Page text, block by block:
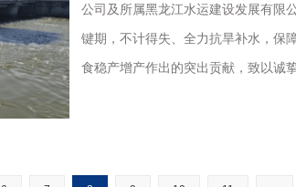
公司及所属黑龙江水运建设发展有限
键期，不计得失、全力抗旱补水，保
食稳产增产作出的突出贡献，致以诚